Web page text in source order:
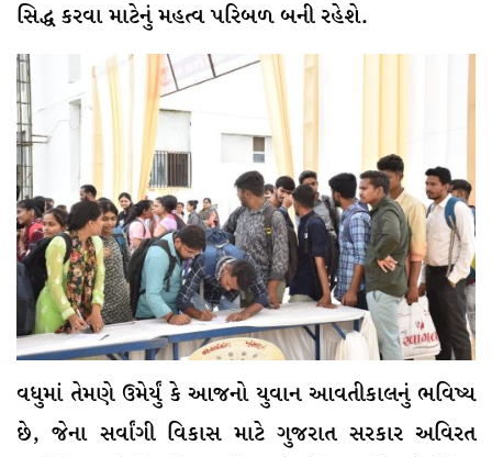
સિદ્ધ કરવા માટેનું મહત્વ પરિબળ બની રહેશે.
વધુમાં તેમણે ઉમેર્યું કે આજનો યુવાન આવતીકાલનું ભવિષ્ય
છે, જેના સર્વાંગી વિકાસ માટે ગુજરાત સરકાર અવિરત